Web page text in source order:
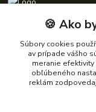
+421 940 621
info@autoking.sk
🍪 Ako
Súbory cookies
av prípade vášho
meranie efektivity
obľúbeného
reklám